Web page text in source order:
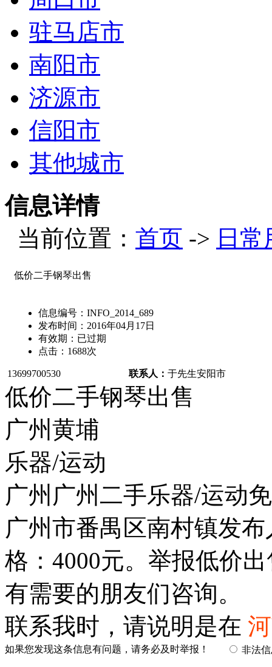
驻马店市
南阳市
济源市
信阳市
其他城市
信息详情
当前位置： 首页 -> 日常
低价二手钢琴出售
信息编号： INFO_2014_689
发布时间： 2016年04月17日
有效期： 已过期
点击： 1688次
13699700530 联系人： 于先生安阳市
低价二手钢琴出售
广州黄埔
乐器/运动
广州广州二手乐器/运动
广州市番禺区南村镇发
格：4000元。举报低价
有需要的朋友们咨询。
联系我时，请说明是在
如果您发现这条信息有问题，请务必及时举报！ 非法